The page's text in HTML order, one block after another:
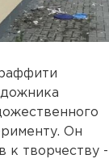
Он
к творчеству -